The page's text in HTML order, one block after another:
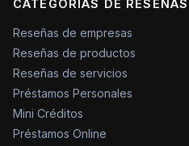
CATEGORÍAS DE RESEÑAS
Reseñas de empresas
Reseñas de productos
Reseñas de servicios
Préstamos Personales
Mini Créditos
Préstamos Online